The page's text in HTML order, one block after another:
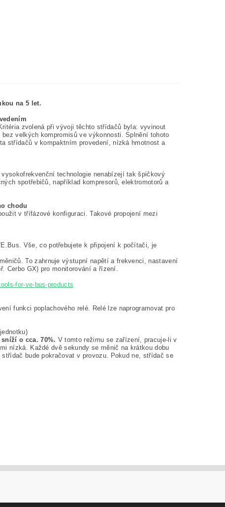
na 5 let.
zvolená při vývoji těchto střídačů byla: vyvinout
velkých kompromisů ve výkonnosti. Splnění tohoto
střídačů v kompaktním provedení, nízká hmotnost a
technologie nenabízejí tak špičkový
spotřebičů, například kompresorů, elektromotorů a
chodu
v třífázové konfiguraci. Takové propojení mezi
Vše, co potřebujete k připojení k počítači, je
To zahrnuje výstupní napětí a frekvenci, nastavení
Cerbo GX) pro monitorování a řízení.
for-ve-bus-products
funkci poplachového relé. Relé lze naprogramovat pro
o cca. 70%. V tomto režimu se zařízení, pracuje-li v
nízká. Každé dvě sekundy se měnič na krátkou dobu
bude pokračovat v provozu. Pokud ne, střídač se